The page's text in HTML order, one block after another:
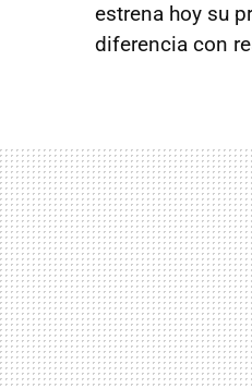
estrena hoy su
diferencia con